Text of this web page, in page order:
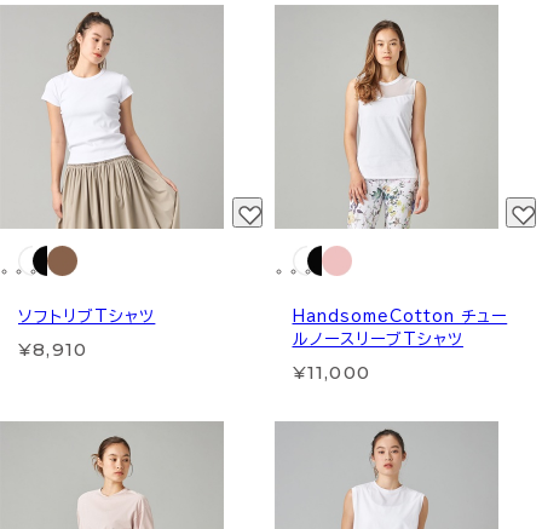
ソフトリブTシャツ
¥8,910
HandsomeCotton チュー
ルノースリーブTシャツ
¥11,000